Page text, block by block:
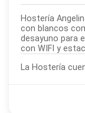
Hostería Angelina tiene a su
con blancos
desayuno para
con WIFI y